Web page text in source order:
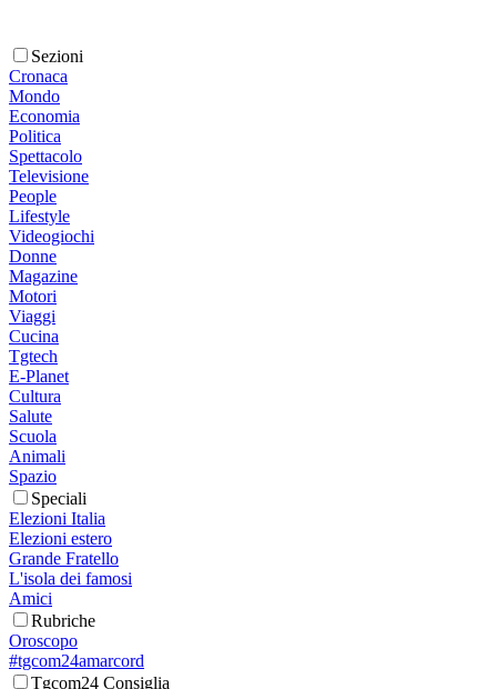
Sezioni
Cronaca
Mondo
Economia
Politica
Spettacolo
Televisione
People
Lifestyle
Videogiochi
Donne
Magazine
Motori
Viaggi
Cucina
Tgtech
E-Planet
Cultura
Salute
Scuola
Animali
Spazio
Speciali
Elezioni Italia
Elezioni estero
Grande Fratello
L'isola dei famosi
Amici
Rubriche
Oroscopo
#tgcom24amarcord
Tgcom24 Consiglia